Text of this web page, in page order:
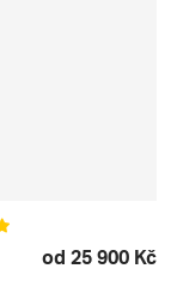
od 25 900 Kč